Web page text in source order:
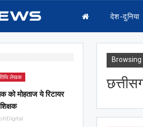
देश-दुनिया
Browsing
लेखक
को मोहताज ये रिटायर
शिक्षक